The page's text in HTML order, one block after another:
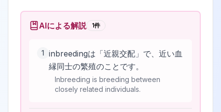
AIによる解説 1件
1 inbreedingは「近親交配」で、近い血
縁同士の繁殖のことです。
Inbreeding is breeding between
closely related individuals.